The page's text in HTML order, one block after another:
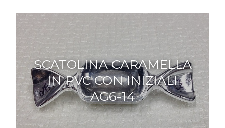
SCATOLINA CARAMELLA
IN PVC CON INIZIALI
AG6-14